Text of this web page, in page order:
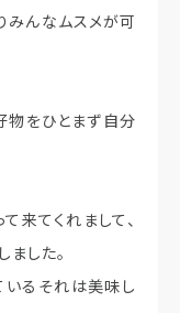
みんなムスメが可
物をひとまず自分
来てくれまして、
した。
いるそれは美味し